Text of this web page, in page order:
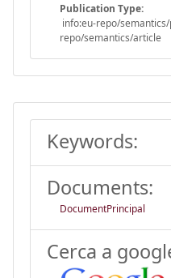
Publication Type:
info:eu-repo/
repo/semantics/article
Keywords:
Documents:
DocumentPrincipal
Cerca a